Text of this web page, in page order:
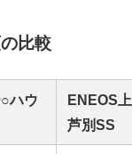
比較
ハウ
ENEOS上
芦別SS